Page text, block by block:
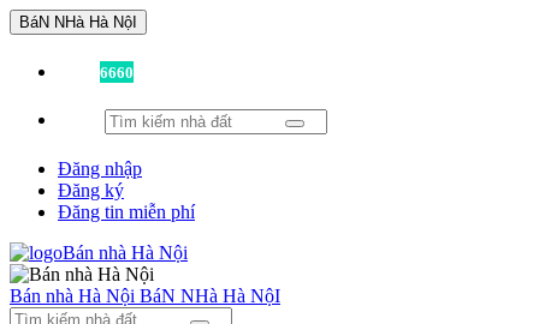
BáN NHà Hà NộI
6660
Đăng nhập
Đăng ký
Đăng tin miễn phí
Bán nhà Hà Nội BáN NHà Hà NộI